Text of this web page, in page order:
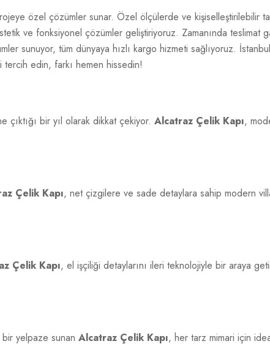
özel çözümler sunar. Özel ölçülerde ve kişiselleştirilebilir
ve fonksiyonel çözümler geliştiriyoruz. Zamanında teslimat
sunuyor, tüm dünyaya hızlı kargo hizmeti sağlıyoruz.
tercih edin, farkı hemen hissedin!
çıktığı bir yıl olarak dikkat çekiyor. Alcatraz Çelik Kapı,
Çelik Kapı, net çizgilere ve sade detaylara sahip modern
Çelik Kapı, el işçiliği detaylarını ileri teknolojiyle bir araya
yelpaze sunan Alcatraz Çelik Kapı, her tarz mimari için